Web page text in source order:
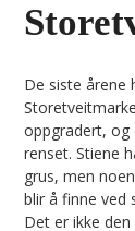
De siste årene
oppgradert, og
renset. Stiene
grus, men
blir å finne ved
Det er ikke